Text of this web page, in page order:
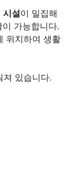
시설이 밀집해
가능합니다.
위치하여 생활
져 있습니다.